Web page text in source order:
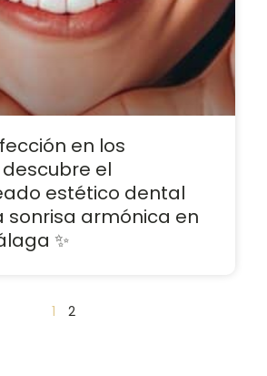
en los
el
estético dental
sonrisa armónica en
✨
1 2